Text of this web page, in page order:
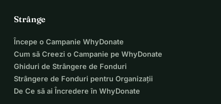
Strânge
Începe o Campanie WhyDonate
Cum să Creezi o Campanie pe WhyDonate
Ghiduri de Strângere de Fonduri
Strângere de Fonduri pentru Organizații
De Ce să ai Încredere în WhyDonate